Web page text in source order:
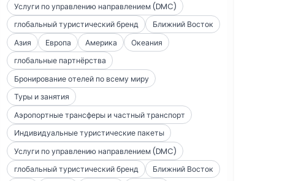
Услуги по управлению направлением (DMC)
глобальный туристический бренд
Ближний Восток
Азия
Европа Америка
Океания
глобальные партнёрства
Бронирование отелей по всему миру
Туры и занятия
Аэропортные трансферы и частный транспорт
Индивидуальные туристические пакеты
Услуги по управлению направлением (DMC)
глобальный туристический бренд
Ближний Восток